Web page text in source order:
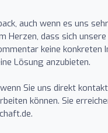
auch wenn es uns
Herzen, dass sich
keine
Lösung anzubieten.
Sie uns direkt
können. Sie
.